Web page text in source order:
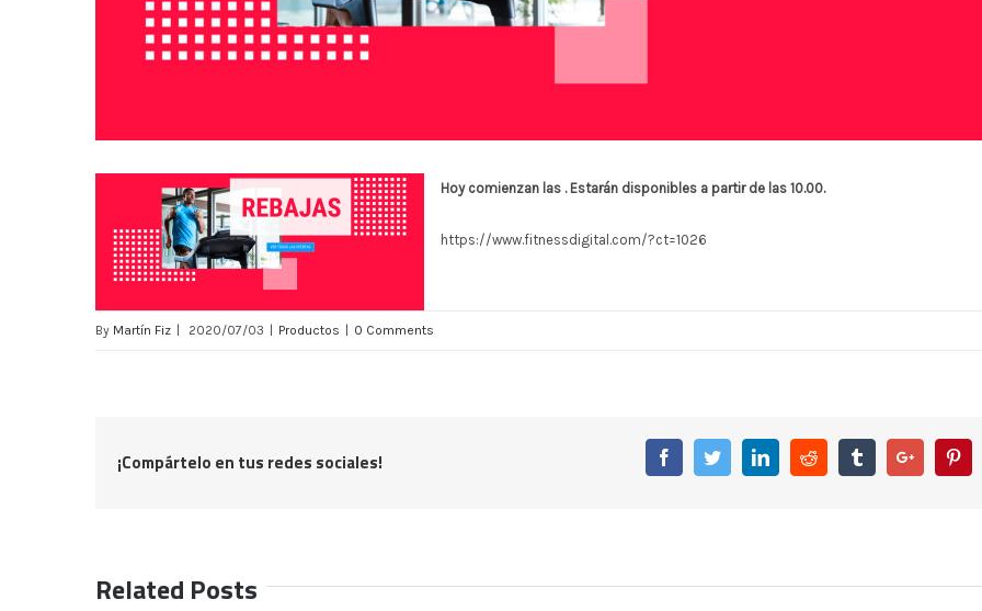
Hoy comienzan las . Estarán disponibles a partir de las 10.00.
https://www.fitnessdigital.com/?ct=1026
By Martín Fiz 2020/07/03 Productos 0 Comments
¡Compártelo en tus redes sociales! FacebookTwitterLinkedinReddit TumblrGoogle+
Related Posts